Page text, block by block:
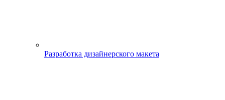
Разработка дизайнерского макета